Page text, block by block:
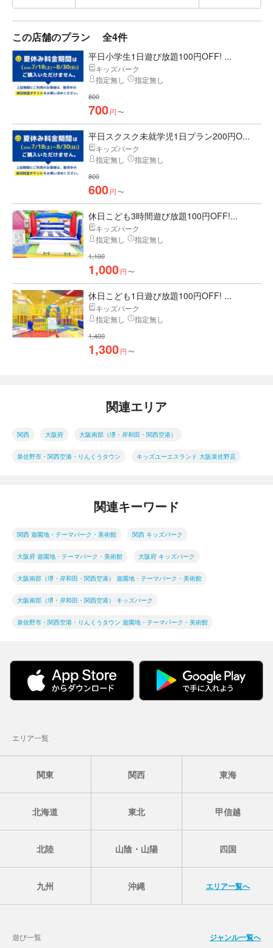
この店舗のプラン 全4件
平日小学生1日遊び放題100円OFF! ...
キッズパーク
指定無し
指定無し
800
700円 〜
平日スクスク未就学児1日プラン200円O...
キッズパーク
指定無し
指定無し
800
600円 〜
休日こども3時間遊び放題100円OFF!...
キッズパーク
指定無し
指定無し
1,100
1,000円 〜
休日こども1日遊び放題100円OFF! ...
キッズパーク
指定無し
指定無し
1,400
1,300円 〜
関連エリア
関西 大阪府 大阪南部（堺・岸和田・関西空港）
泉佐野市・関西空港・りんくうタウン キッズユーエスランド 大阪泉佐野店
関連キーワード
関西 遊園地・テーマパーク・美術館 関西 キッズパーク
大阪府 遊園地・テーマパーク・美術館 大阪府 キッズパーク
大阪南部（堺・岸和田・関西空港） 遊園地・テーマパーク・美術館
大阪南部（堺・岸和田・関西空港） キッズパーク
泉佐野市・関西空港・りんくうタウン 遊園地・テーマパーク・美術館
エリア一覧
関東 関西 東海
北海道 東北 甲信越
北陸 山陰・山陽 四国
九州 沖縄 エリア一覧へ
遊び一覧 ジャンル一覧へ